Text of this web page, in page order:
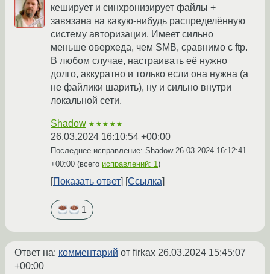
кеширует и синхронизирует файлы +
завязана на какую-нибудь распределённую
систему авторизации. Имеет сильно
меньше оверхеда, чем SMB, сравнимо с ftp.
В любом случае, настраивать её нужно
долго, аккуратно и только если она нужна (а
не файлики шарить), ну и сильно внутри
локальной сети.
Shadow ★★★★★
26.03.2024 16:10:54 +00:00
Последнее исправление: Shadow 26.03.2024 16:12:41
+00:00 (всего исправлений: 1 )
Показать ответ Ссылка
1
Ответ на: комментарий от firkax 26.03.2024 15:45:07
+00:00